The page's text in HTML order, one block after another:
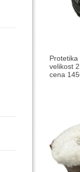
Protetika
velikost
cena